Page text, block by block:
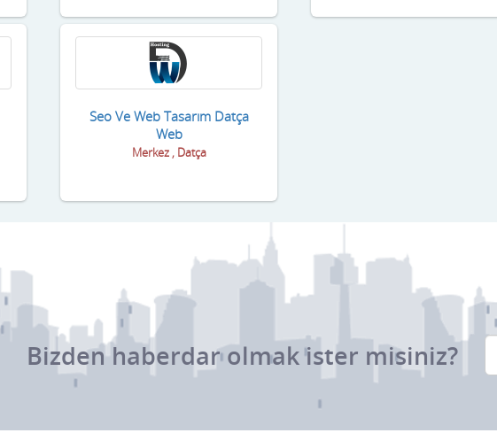
Seo Ve Web Tasarım Datça
Web
Merkez , Datça
Bizden haberdar olmak ister misiniz?